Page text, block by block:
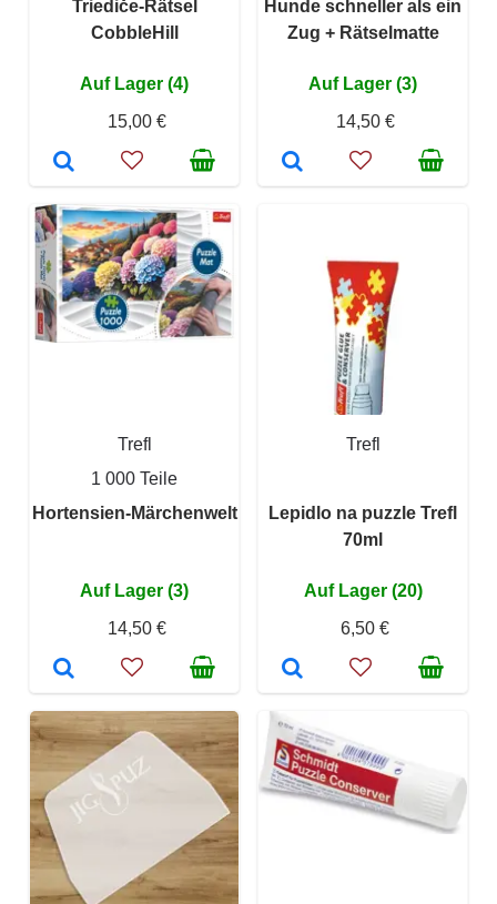
Triediče-Rätsel
CobbleHill
Auf Lager (4)
15,00 €
Hunde schneller als ein
Zug + Rätselmatte
Auf Lager (3)
14,50 €
Trefl
1 000 Teile
Hortensien-Märchenwelt
Auf Lager (3)
14,50 €
Trefl
Lepidlo na puzzle Trefl
70ml
Auf Lager (20)
6,50 €